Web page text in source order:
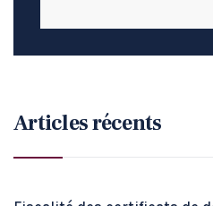
Articles récents